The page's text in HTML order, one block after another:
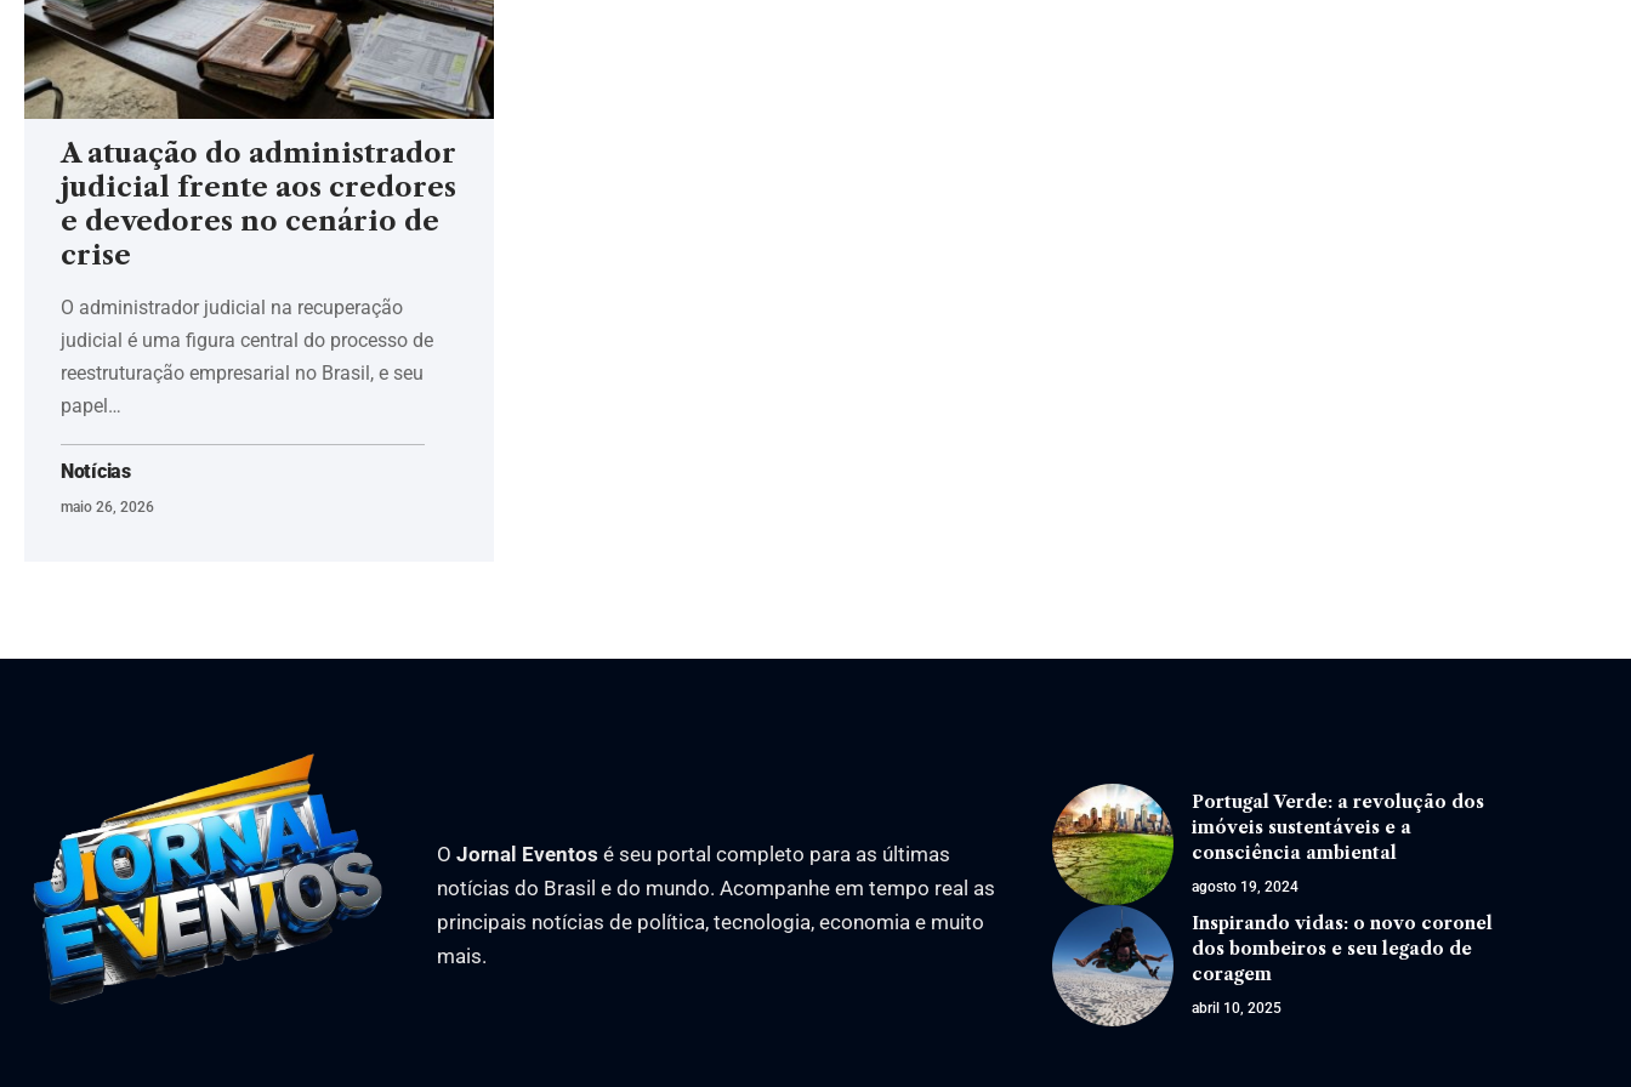
A atuação do administrador
judicial frente aos credores
e devedores no cenário de
crise
O administrador judicial na recuperação
judicial é uma figura central do processo de
reestruturação empresarial no Brasil, e seu
papel…
Notícias
maio 26, 2026
O Jornal Eventos é seu portal completo para as últimas
notícias do Brasil e do mundo. Acompanhe em tempo real as
principais notícias de política, tecnologia, economia e muito
mais.
Portugal Verde: a revolução dos
imóveis sustentáveis e a
consciência ambiental
agosto 19, 2024
Inspirando vidas: o novo coronel
dos bombeiros e seu legado de
coragem
abril 10, 2025